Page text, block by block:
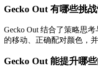
Gecko Out 有哪些挑战
Gecko Out 结合了策略思
的移动、正确配对颜色，
Gecko Out 能提升哪